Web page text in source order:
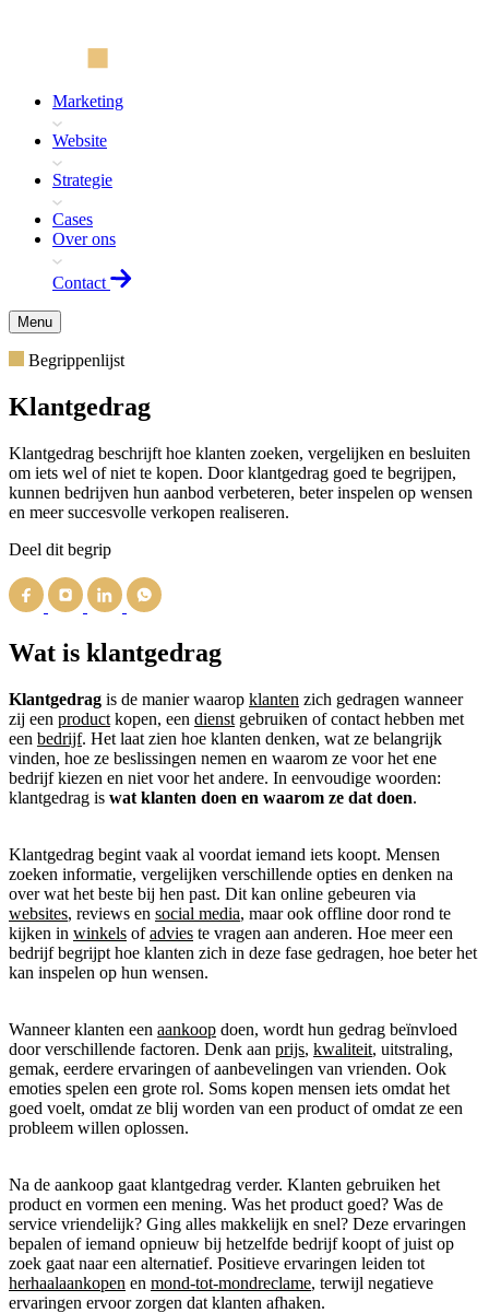
Marketing
Website
Strategie
Cases
Over ons
Contact
Menu
Begrippenlijst
Klantgedrag
Klantgedrag beschrijft hoe klanten zoeken, vergelijken en besluiten
om iets wel of niet te kopen. Door klantgedrag goed te begrijpen,
kunnen bedrijven hun aanbod verbeteren, beter inspelen op wensen
en meer succesvolle verkopen realiseren.
Deel dit begrip
Wat is klantgedrag
Klantgedrag is de manier waarop klanten zich gedragen wanneer
zij een product kopen, een dienst gebruiken of contact hebben met
een bedrijf. Het laat zien hoe klanten denken, wat ze belangrijk
vinden, hoe ze beslissingen nemen en waarom ze voor het ene
bedrijf kiezen en niet voor het andere. In eenvoudige woorden:
klantgedrag is wat klanten doen en waarom ze dat doen.
Klantgedrag begint vaak al voordat iemand iets koopt. Mensen
zoeken informatie, vergelijken verschillende opties en denken na
over wat het beste bij hen past. Dit kan online gebeuren via
websites, reviews en social media, maar ook offline door rond te
kijken in winkels ofadvies te vragen aan anderen. Hoe meer een
bedrijf begrijpt hoe klanten zich in deze fase gedragen, hoe beter het
kan inspelen op hun wensen.
Wanneer klanten een aankoop doen, wordt hun gedrag beïnvloed
door verschillende factoren. Denk aan prijs, kwaliteit, uitstraling,
gemak, eerdere ervaringen of aanbevelingen van vrienden. Ook
emoties spelen een grote rol. Soms kopen mensen iets omdat het
goed voelt, omdat ze blij worden van een product of omdat ze een
probleem willen oplossen.
Na de aankoop gaat klantgedrag verder. Klanten gebruiken het
product en vormen een mening. Was het product goed? Was de
service vriendelijk? Ging alles makkelijk en snel? Deze ervaringen
bepalen of iemand opnieuw bij hetzelfde bedrijf koopt of juist op
zoek gaat naar een alternatief. Positieve ervaringen leiden tot
herhaalaankopen en mond-tot-mondreclame, terwijl negatieve
ervaringen ervoor zorgen dat klanten afhaken.